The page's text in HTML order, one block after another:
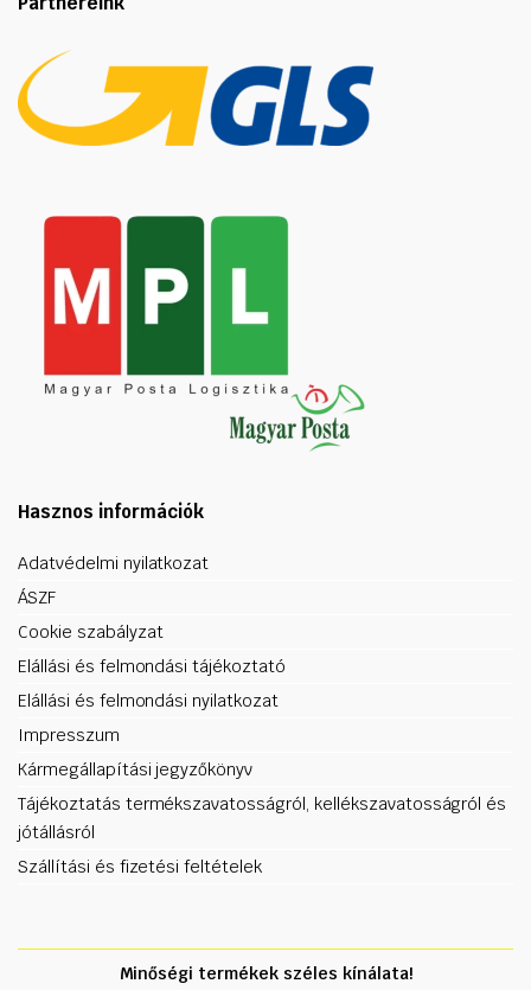
Hasznos információk
Adatvédelmi nyilatkozat
ÁSZF
Cookie szabályzat
Elállási és felmondási tájékoztató
Elállási és felmondási nyilatkozat
Impresszum
Kármegállapítási jegyzőkönyv
Tájékoztatás termékszavatosságról, kellékszavatosságról és
jótállásról
Szállítási és fizetési feltételek
Minőségi termékek széles kínálata!